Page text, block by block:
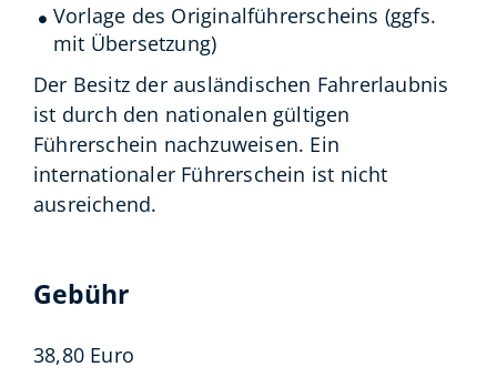
Vorlage des Originalführerscheins (ggfs.
mit Übersetzung)
Der Besitz der ausländischen Fahrerlaubnis
ist durch den nationalen gültigen
Führerschein nachzuweisen. Ein
internationaler Führerschein ist nicht
ausreichend.
Gebühr
38,80 Euro